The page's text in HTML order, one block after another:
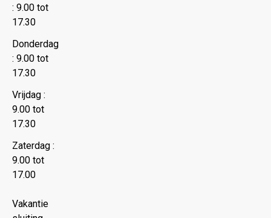
: 9.00 tot
17.30
Donderdag
: 9.00 tot
17.30
Vrijdag :
9.00 tot
17.30
Zaterdag :
9.00 tot
17.00
Vakantie